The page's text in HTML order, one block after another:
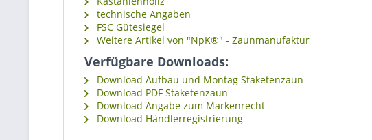
technische Angaben
FSC Gütesiegel
Weitere Artikel von "NpK®" - Zaunmanufaktur
Verfügbare Downloads:
Download Aufbau und Montag Staketenzaun
Download PDF Staketenzaun
Download Angabe zum Markenrecht
Download Händlerregistrierung